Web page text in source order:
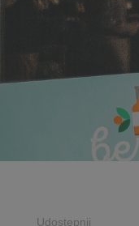
Udostępnij